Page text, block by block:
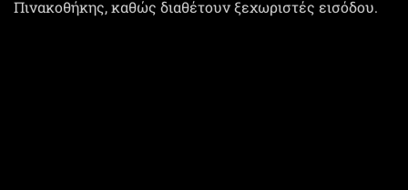
Πινακοθήκης, καθώς διαθέτουν ξεχωριστές εισόδου.